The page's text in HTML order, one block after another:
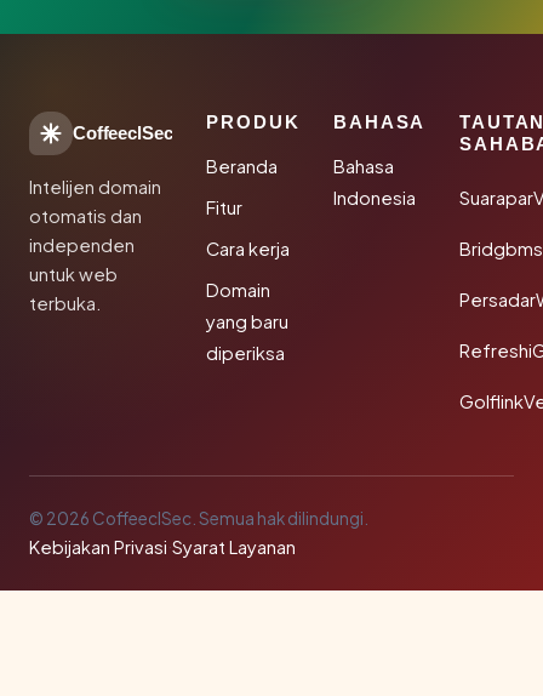
CoffeeclSec
Intelijen domain
otomatis dan
independen
untuk web
terbuka.
PRODUK
Beranda
Fitur
Cara kerja
Domain
yang baru
diperiksa
BAHASA
Bahasa
Indonesia
© 2026 CoffeeclSec. Semua hak dilindungi.
Kebijakan Privasi·Syarat Layanan